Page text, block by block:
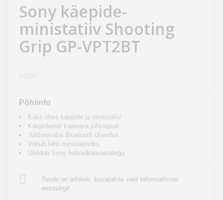
Sony käepide-
ministatiiv Shooting
Grip GP-VPT2BT
145347
Põhiinfo
Kaks ühes käepide ja ministatiiv
Käepidemel kaamera juhtnupud
Juhtmevaba Bluetooth ühendus
Voltub lahti ministatiiviks
Ühildub Sony hübriidkaameratega
Toode on arhiivis, kuvatakse vaid informatiivsel
eesmärgil.
Ilu
Auto